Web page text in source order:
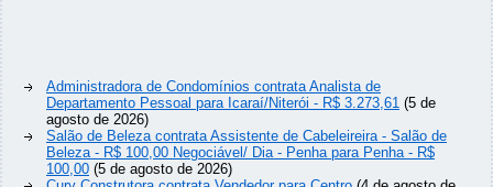
Administradora de Condomínios contrata Analista de
Departamento Pessoal para Icaraí/Niterói - R$ 3.273,61 (5 de
agosto de 2026)
Salão de Beleza contrata Assistente de Cabeleireira - Salão de
Beleza - R$ 100,00 Negociável/ Dia - Penha para Penha - R$
100,00 (5 de agosto de 2026)